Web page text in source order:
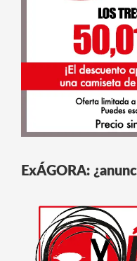
ExÁGORA: